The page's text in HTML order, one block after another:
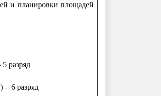
и планировки площадей
5 разряд
-6 разряд